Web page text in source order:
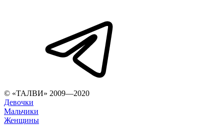
© «ТАЛВИ» 2009—2020
Девочки
Мальчики
Женщины